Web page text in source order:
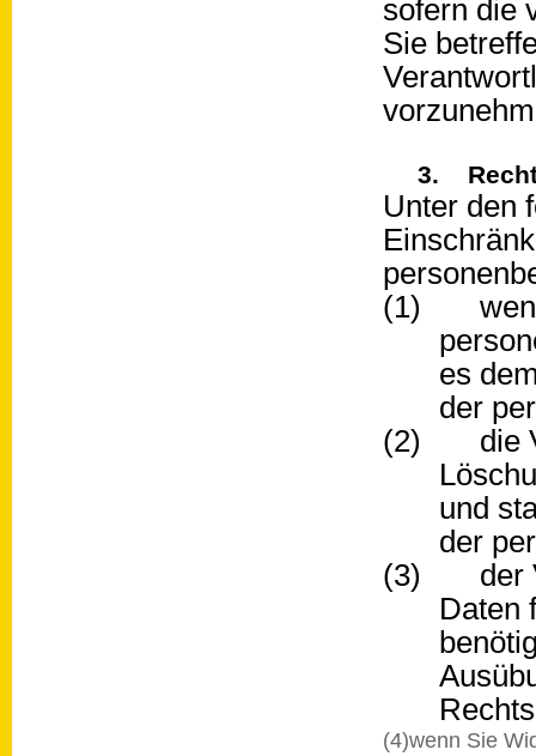
sofern die
Sie
3. Recht
Unter den
(1) wenn
es
der
(2) die
und
der
(3) der
Daten
(4)wenn Sie